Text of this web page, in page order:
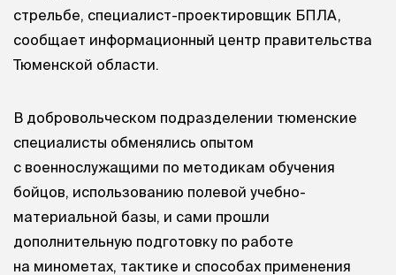
стрельбе, специалист-проектировщик БПЛА,
сообщает информационный центр правительства
Тюменской области.
В добровольческом подразделении тюменские
специалисты обменялись опытом
с военнослужащими по методикам обучения
бойцов, использованию полевой учебно-
материальной базы, и сами прошли
дополнительную подготовку по работе
на минометах, тактике и способах применения